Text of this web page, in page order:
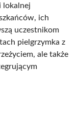
lokalnej
ich
uczestnikom
pielgrzymka z
ale także